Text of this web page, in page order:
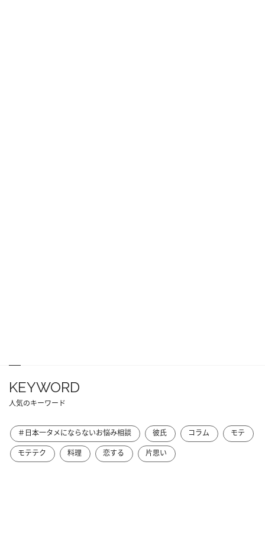
KEYWORD
人気のキーワード
＃日本一タメにならないお悩み相談 彼氏 コラム
モテ
モテテク
料理 恋する 片思い